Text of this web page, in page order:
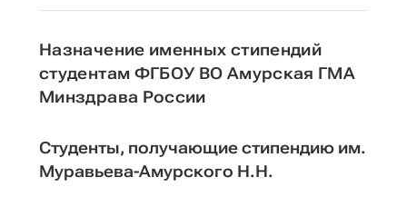
Назначение именных стипендий
студентам ФГБОУ ВО Амурская ГМА
Минздрава России
Студенты, получающие стипендию им.
Муравьева-Амурского Н.Н.